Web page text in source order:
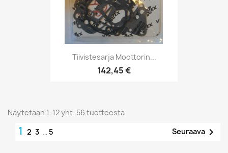
Tiivistesarja Moottorin...
142,45 €
Näytetään 1-12 yht. 56 tuotteesta
1 2 3 … 5 Seuraava 